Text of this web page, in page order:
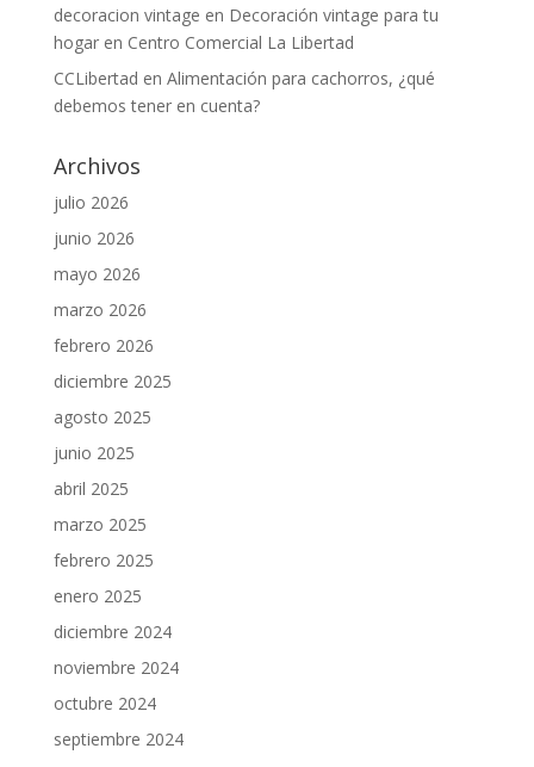
decoracion vintage en Decoración vintage para tu
hogar en Centro Comercial La Libertad
CCLibertad en Alimentación para cachorros, ¿qué
debemos tener en cuenta?
Archivos
julio 2026
junio 2026
mayo 2026
marzo 2026
febrero 2026
diciembre 2025
agosto 2025
junio 2025
abril 2025
marzo 2025
febrero 2025
enero 2025
diciembre 2024
noviembre 2024
octubre 2024
septiembre 2024